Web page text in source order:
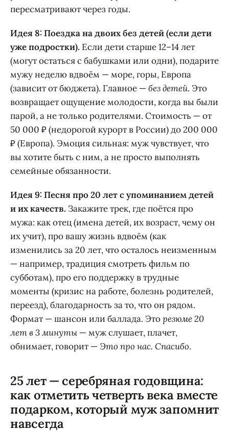
пересматривают через годы.
Идея 8: Поездка на двоих без детей (если дети
уже подростки). Если дети старше 12–14 лет
(могут остаться с бабушками или одни), подарите
мужу неделю вдвоём — море, горы, Европа
(зависит от бюджета). Главное —без детей. Это
возвращает ощущение молодости, когда вы были
парой, а не только родителями. Стоимость — от
50 000 ₽ (недорогой курорт в России) до 200 000
₽ (Европа). Эмоция сильная: муж чувствует, что
вы хотите быть с ним, а не просто выполнять
семейные обязанности.
Идея 9: Песня про 20 лет с упоминанием детей
и их качеств. Закажите трек, где поётся про
мужа: как отец (имена детей, их возраст, чему он
их учит), про вашу жизнь вдвоём (как
изменились за 20 лет, что осталось неизменным
— например, традиция смотреть фильм по
субботам), про его поддержку в трудные
моменты (кризис на работе, болезнь родителей,
переезд), благодарность за то, что он рядом.
Формат — шансон или баллада. Эторезюме 20
лет в 3 минуты — муж слушает, плачет,
обнимает, говорит —Это про нас. Спасибо.
25 лет — серебряная годовщина:
как отметить четверть века вместе
подарком, который муж запомнит
навсегда